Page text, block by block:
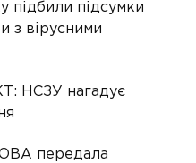
підбили підсумки
з вірусними
НСЗУ нагадує
ОВА передала